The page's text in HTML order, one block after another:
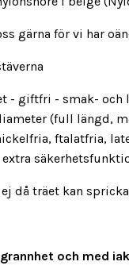
gärna för vi har
- giftfri - smak-
(full längd,
ftalatfria,
då träet kan spricka
och med